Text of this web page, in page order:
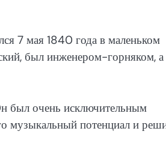
7 мая 1840 года в маленьком
был инженером-горняком, а
был очень исключительным
музыкальный потенциал и